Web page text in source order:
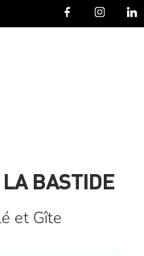
BASTIDE
et Gîte